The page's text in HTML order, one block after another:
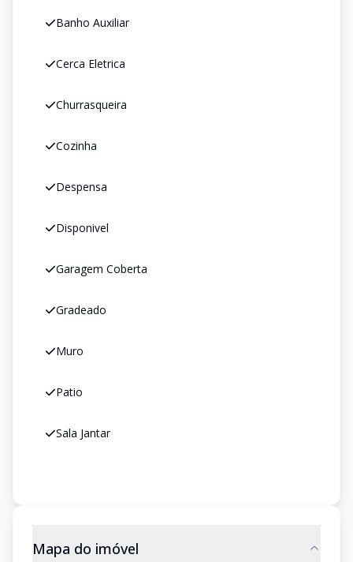
Banho Auxiliar
Cerca Eletrica
Churrasqueira
Cozinha
Despensa
Disponivel
Garagem Coberta
Gradeado
Muro
Patio
Sala Jantar
Mapa do imóvel